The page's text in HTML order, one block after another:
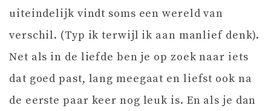
uiteindelijk vindt soms een wereld van
verschil. (Typ ik terwijl ik aan manlief denk).
Net als in de liefde ben je op zoek naar iets
dat goed past, lang meegaat en liefst ook na
de eerste paar keer nog leuk is. En als je dan